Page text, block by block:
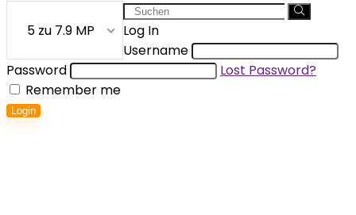
Search
for:
5 zu 7.9 MP
Log In
Username
Password
Lost Password?
Remember me
Login